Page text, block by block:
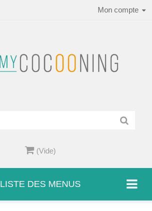
Mon compte
(Vide)
LISTE DES MENUS